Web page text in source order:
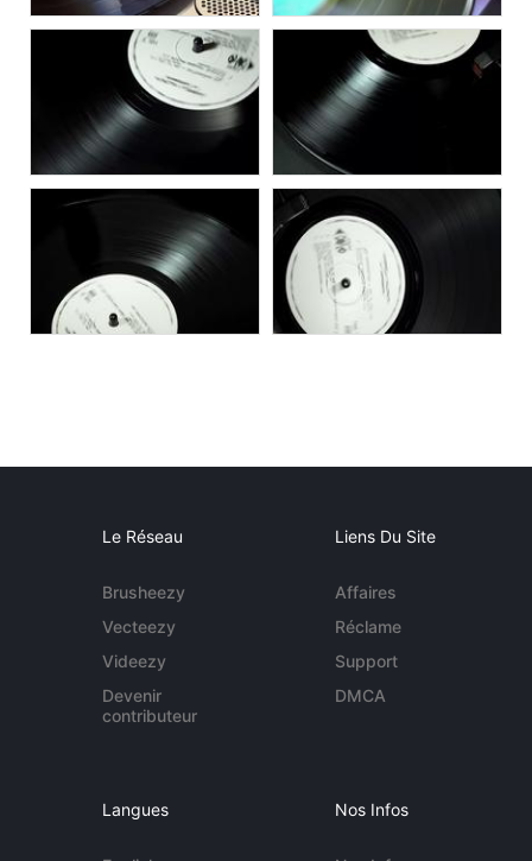
Le Réseau
Brusheezy
Vecteezy
Videezy
Devenir
contributeur
Liens Du Site
Affaires
Réclame
Support
DMCA
Langues Nos Infos